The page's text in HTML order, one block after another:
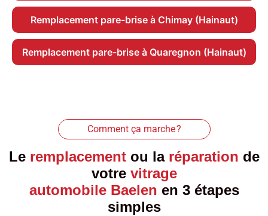
Remplacement pare-brise à Chimay (Hainaut)
Remplacement pare-brise à Quaregnon (Hainaut)
Comment ça marche ?
Le remplacementou la réparation de
votre vitrage
automobile Baelen en 3 étapes
simples